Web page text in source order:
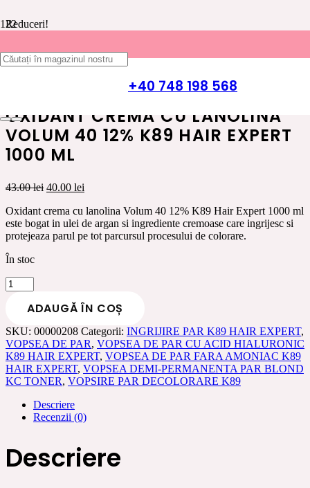
+40 748 198 568
Reduceri!
Prima pagină/INGRIJIRE PAR K89 HAIR EXPERT/VOPSEA
cu lanolina Volum 40 12% K89 Hair Expert 1000 ml
OXIDANT CREMA CU LANOLINA
VOLUM 40 12% K89 HAIR EXPERT
1000 ML
43.00lei Prețul
a
fost:
43.00 lei.
40.00 lei
este:
40.00 lei.
Oxidant crema cu lanolina Volum 40 12% K89 Hair Expert 1000 ml
este bogat in ulei de argan si ingrediente cremoase care ingrijesc si
protejeaza parul pe tot parcursul procesului de colorare.
În stoc
Cantitate
Oxidant
crema
lanolina
Volum
40
12%
K89
Expert
1000
ADAUGĂ ÎN COȘ
SKU: 00000208 Categorii: INGRIJIRE PAR K89 HAIR EXPERT,
VOPSEA DE PAR, VOPSEA DE PAR CU ACID HIALURONIC
K89 HAIR EXPERT, VOPSEA DE PAR FARA AMONIAC K89
HAIR EXPERT, VOPSEA DEMI-PERMANENTA PAR BLOND
KC TONER, VOPSIRE PAR DECOLORARE K89
Descriere
Recenzii (0)
Descriere